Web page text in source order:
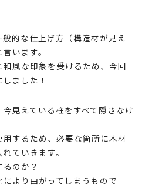
的な仕上げ方（構造材が見え
います。
風な印象を受けるため、今回
ました！
見えている柱をすべて隠さなけ
するため、必要な箇所に木材
ていきます。
のか？
より曲がってしまうもので